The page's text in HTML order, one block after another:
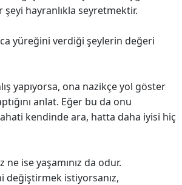
hayranlıkla seyretmektir.
yüreğini verdiği şeylerin değeri
yapıyorsa, ona nazikçe yol göster
anlat. Eğer bu da onu
kendinde ara, hatta daha iyisi hiç
ise yaşamınız da odur.
değiştirmek istiyorsanız,